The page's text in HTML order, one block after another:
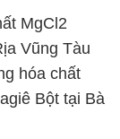
MgCl2
Vũng Tàu
hóa chất
Bột tại Bà